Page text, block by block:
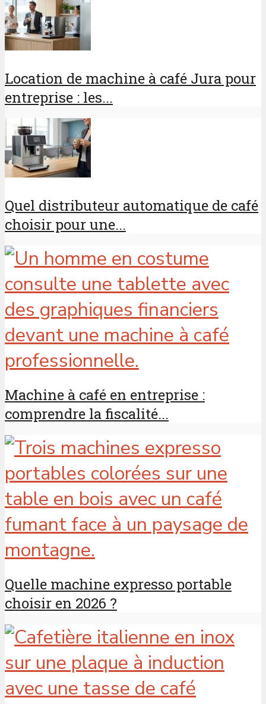
Location de machine à café Jura pour
entreprise : les...
Quel distributeur automatique de café
choisir pour une...
Machine à café en entreprise :
comprendre la fiscalité...
Quelle machine expresso portable
choisir en 2026 ?